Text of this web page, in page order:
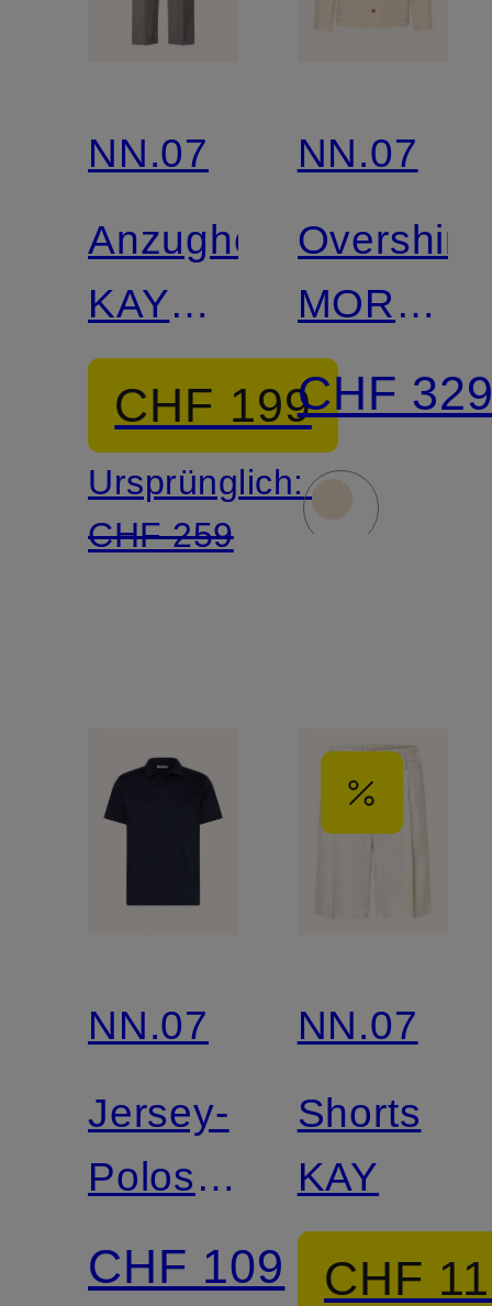
NN.07
Anzughose
KAY
Relaxed
FitCHF 199
Ursprünglich:
CHF 259
NN.07
Overshirt
MORGAN
aus
Leinen
CHF
NN.07
Jersey-
Poloshirt
PAUL
CHF 109
NN.07
Shorts
KAY
CHF